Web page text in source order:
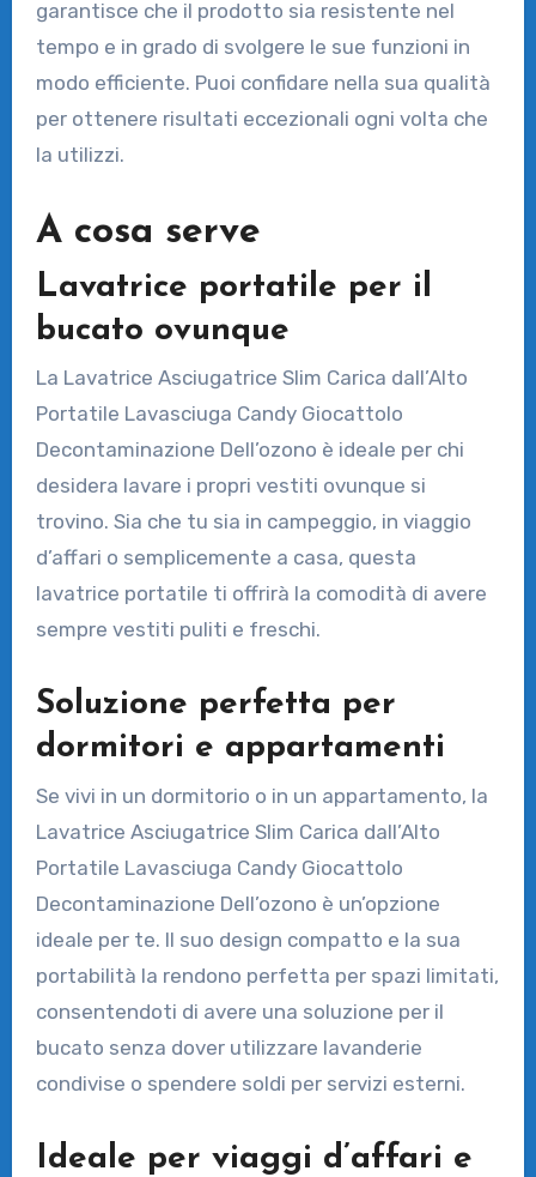
garantisce che il prodotto sia resistente nel
tempo e in grado di svolgere le sue funzioni in
modo efficiente. Puoi confidare nella sua qualità
per ottenere risultati eccezionali ogni volta che
la utilizzi.
A cosa serve
Lavatrice portatile per il
bucato ovunque
La Lavatrice Asciugatrice Slim Carica dall’Alto
Portatile Lavasciuga Candy Giocattolo
Decontaminazione Dell’ozono è ideale per chi
desidera lavare i propri vestiti ovunque si
trovino. Sia che tu sia in campeggio, in viaggio
d’affari o semplicemente a casa, questa
lavatrice portatile ti offrirà la comodità di avere
sempre vestiti puliti e freschi.
Soluzione perfetta per
dormitori e appartamenti
Se vivi in un dormitorio o in un appartamento, la
Lavatrice Asciugatrice Slim Carica dall’Alto
Portatile Lavasciuga Candy Giocattolo
Decontaminazione Dell’ozono è un’opzione
ideale per te. Il suo design compatto e la sua
portabilità la rendono perfetta per spazi limitati,
consentendoti di avere una soluzione per il
bucato senza dover utilizzare lavanderie
condivise o spendere soldi per servizi esterni.
Ideale per viaggi d’affari e